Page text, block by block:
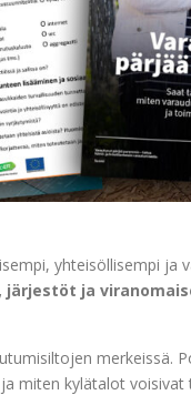
yhteisöllisempi ja
järjestöt ja
merkeissä.
miten kylätalot